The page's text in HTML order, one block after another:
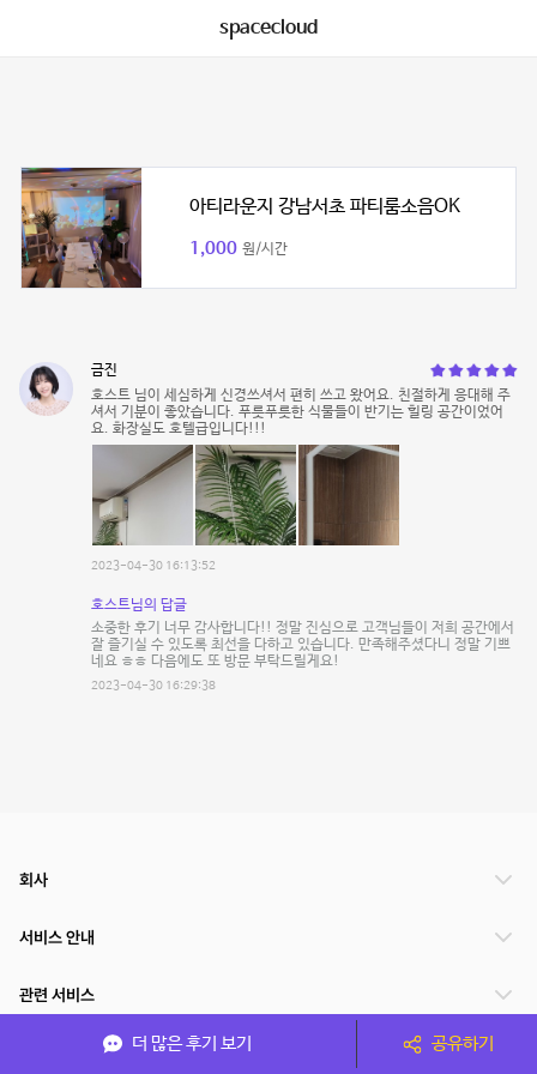
spacecloud
아티라운지 강남서초 파티룸소음OK
1,000 원/시간
금진
호스트 님이 세심하게 신경쓰셔서 편히 쓰고 왔어요. 친절하게 응대해 주
셔서 기분이 좋았습니다. 푸릇푸릇한 식물들이 반기는 힐링 공간이었어
요. 화장실도 호텔급입니다!!!
2023-04-30 16:13:52
호스트님의 답글
소중한 후기 너무 감사합니다!! 정말 진심으로 고객님들이 저희 공간에서
잘 즐기실 수 있도록 최선을 다하고 있습니다. 만족해주셨다니 정말 기쁘
네요 ㅎㅎ 다음에도 또 방문 부탁드릴게요!
2023-04-30 16:29:38
더 많은 후기 보기 공유하기
회사
서비스 안내
관련 서비스